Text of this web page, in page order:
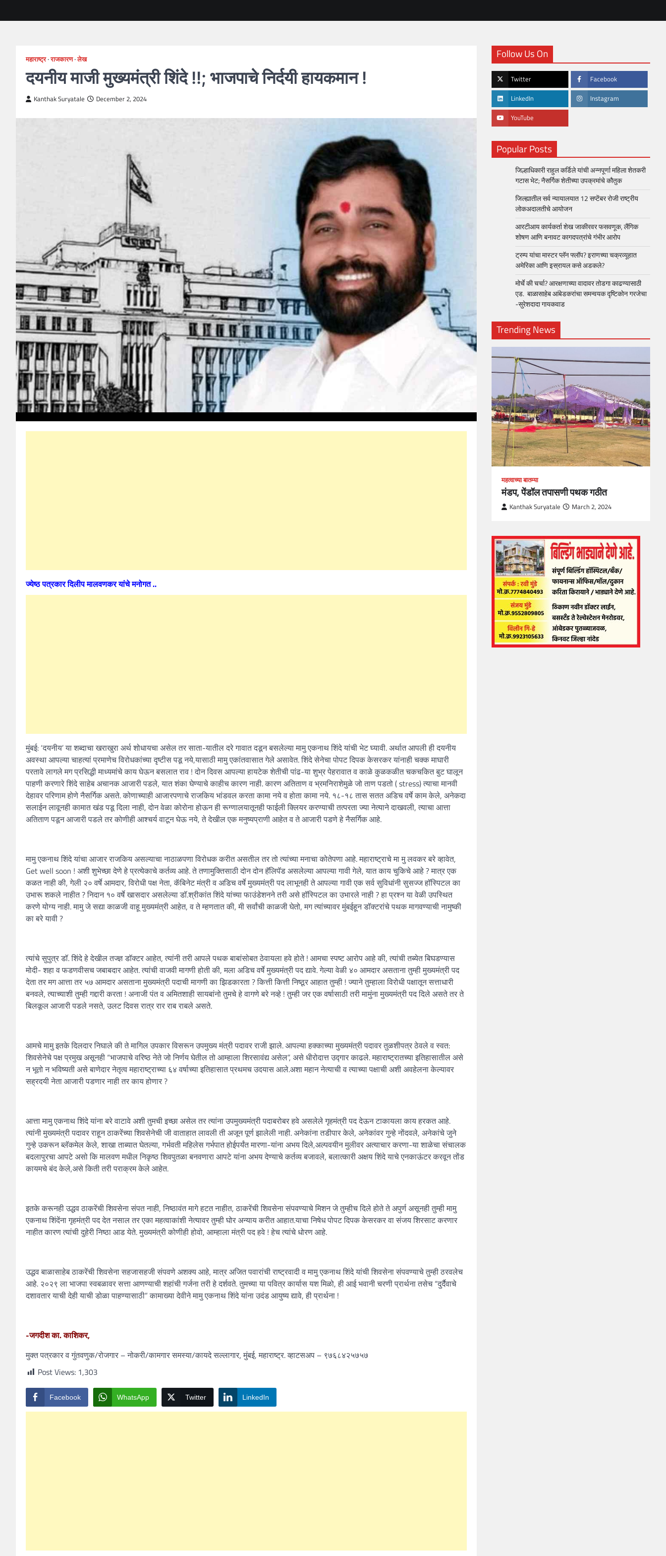
महाराष्ट्र राजकारण लेख
दयनीय माजी मुख्यमंत्री शिंदे !!; भाजपाचे निर्दयी हायकमान !
Kanthak Suryatale December 2, 2024
ज्येष्ठ पत्रकार दिलीप मालवणकर यांचे मनोगत ..
मुंबई: ‘दयनीय’ या शब्दाचा खराखुरा अर्थ शोधायचा असेल तर साता-यातील दरे गावात दडून बसलेल्या मामु एकनाथ शिंदे यांची भेट घ्यावी. अर्थात आपली ही दयनीय
अवस्था आपल्या चाहत्यां प्रमाणेच विरोधकांच्या दृष्टीस पडू नये,यासाठी मामु एकांतवासात गेले असावेत. शिंदे सेनेचा पोपट दिपक केसरकर यांनाही चक्क माघारी
परतावे लागले मग प्रसिद्धी माध्यमांचे काय घेऊन बसलात राव ! दोन दिवस आपल्या हायटेक शेतीची पांढ-या शुभ्र पेहरावात व काळे कुळकळीत चकचकित बुट घालून
पाहणी करणारे शिंदे साहेब अचानक आजारी पडले, यात शंका घेण्याचे काहीच कारण नाही. कारण अतिताण व भ्रमनिराशेमुळे जो ताण पडतो ( stress) त्याचा मानवी
देहावर परिणाम होणे नैसर्गिक असते. कोणाच्याही आजारपणाचे राजकिय भांडवल करता कामा नये व होता कामा नये. १८-१८ तास सतत अडिच वर्षे काम केले, अनेकदा
सलाईन लावूनही कामात खंड पडू दिला नाही, दोन वेळा कोरोना होऊन ही रूग्णालयातूनही फाईली क्लियर करण्याची तत्परता ज्या नेत्याने दाखवली, त्याचा आत्ता
अतिताण पडून आजारी पडले तर कोणीही आश्चर्य वाटून घेऊ नये, ते देखील एक मनुष्यप्राणी आहेत व ते आजारी पडणे हे नैसर्गिक आहे.
मामु एकनाथ शिंदे यांचा आजार राजकिय असल्याचा नाठाळपणा विरोधक करीत असतील तर तो त्यांच्या मनाचा कोतेपणा आहे. महाराष्ट्राचे मा मु लवकर बरे व्हावेत,
Get well soon ! अशी शुभेच्छा देणे हे प्रत्येकाचे कर्तव्य आहे. ते तणामुक्तिसाठी दोन दोन हॅलिपॅड असलेल्या आपल्या गावी गेले, यात काय चुकिचे आहे ? मात्र एक
कळत नाही की, गेली २० वर्षे आमदार, विरोधी पक्ष नेता, कॅबिनेट मंत्री व अडिच वर्षे मुख्यमंत्री पद लाभूनही ते आपल्या गावी एक सर्व सुविधांनी सुसज्ज हॉस्पिटल का
उभारू शकले नाहीत ? निदान १० वर्षे खासदार असलेल्या डॉ.श्रीकांत शिंदे यांच्या फाउंडेशनने तरी असे हॉस्पिटल का उभारले नाही ? हा प्रश्न या वेळी उपस्थित
करणे योग्य नाही. मामु जे सद्या काळजी वाहू मुख्यमंत्री आहेत, व ते म्हणतात की, मी सर्वांची काळजी घेतो, मग त्यांच्यावर मुंबईहून डॉक्टरांचे पथक मागवण्याची नामुष्की
का बरे यावी ?
त्यांचे सुपुत्र डॉ. शिंदे हे देखील तज्ज्ञ डॉक्टर आहेत, त्यांनी तरी आपले पथक बाबांसोबत ठेवायला हवे होते ! आमचा स्पष्ट आरोप आहे की, त्यांची तब्येत बिघडण्यास
मोदी- शहा व फडणवीसच जबाबदार आहेत. त्यांची वाजवी मागणी होती की, मला अडिच वर्षे मुख्यमंत्री पद द्यावे. गेल्या वेळी ४० आमदार असताना तुम्ही मुख्यमंत्री पद
देता तर मग आत्ता तर ५७ आमदार असताना मुख्यमंत्री पदाची मागणी का झिडकारता ? कित्ती कित्ती निष्ठूर आहात तुम्ही ! ज्याने तुम्हाला विरोधी पक्षातून सत्ताधारी
बनवले, त्याच्याशी तुम्ही गद्दारी करता ! अनाजी पंत व अमितशाही सायबांनो तुमचे हे वागणे बरे नव्हे ! तुम्ही जर एक वर्षासाठी तरी मामुंना मुख्यमंत्री पद दिले असते तर ते
बिलकूल आजारी पडले नसते, उलट दिवस रात्र रार राब राबले असते.
आमचे मामु इतके दिलदार निघाले की ते मागिल उपकार विसरून उपमुख्य मंत्री पदावर राजी झाले. आपल्या हक्काच्या मुख्यमंत्री पदावर तुळशीपत्र ठेवले व स्वत:
शिवसेनेचे पक्ष प्रमुख असूनही “भाजपाचे वरिष्ठ नेते जो निर्णय घेतील तो आम्हाला शिरसावंद्य असेल”, असे धीरोदात्त उद्गार काढले. महाराष्ट्रातच्या इतिहासातील असे
न भूतो न भविष्यती असे बाणेदार नेतृत्व महाराष्ट्राच्या ६४ वर्षाच्या इतिहासात प्रथमच उदयास आले.अशा महान नेत्याची व त्याच्या पक्षाची अशी अवहेलना केल्यावर
सह्रदयी नेता आजारी पडणार नाही तर काय होणार ?
आत्ता मामु एकनाथ शिंदे यांना बरे वाटावे अशी तुमची इच्छा असेल तर त्यांना उपमुख्यमंत्री पदाबरोबर हवे असलेले गृहमंत्री पद देऊन टाकायला काय हरकत आहे.
त्यांनी मुख्यमंत्री पदावर राहून ठाकरेंच्या शिवसेनेची जी वाताहात लावली ती अजून पूर्ण झालेली नाही. अनेकांना तडीपार केले, अनेकांवर गुन्हे नोंदवले, अनेकांचे जुने
गुन्हे उकरून ब्लॅकमेल केले, शाखा ताब्यात घेतल्या, गर्भवती महिलेस गर्भपात होईपर्यंत मारणा-यांना अभय दिले,अल्पवयीन मुलीवर अत्याचार करणा-या शाळेचा संचालक
बदलापुरचा आपटे असो कि मालवण मधील निकृष्ठ शिवपुतळा बनवणारा आपटे यांना अभय देण्याचे कर्तव्य बजावले, बलात्कारी अक्षय शिंदे याचे एनकाऊंटर करवून तोंड
कायमचे बंद केले,असे किती तरी पराक्रम केले आहेत.
इतके करूनही उद्धव ठाकरेंची शिवसेना संपत नाही, निष्ठावंत मागे हटत नाहीत, ठाकरेंची शिवसेना संपवण्याचे मिशन जे तुम्हीच दिले होते ते अपुर्ण असूनही तुम्ही मामु
एकनाथ शिंदेंना गृहमंत्री पद देत नसाल तर एका महत्वाकांशी नेत्यावर तुम्ही घोर अन्याय करीत आहात.याचा निषेध पोपट दिपक केसरकर वा संजय शिरसाट करणार
नाहीत कारण त्यांची दुहेरी निष्ठा आड येते. मुख्यमंत्री कोणीही होवो, आम्हाला मंत्री पद हवे ! हेच त्यांचे धोरण आहे.
उद्धव बाळासाहेब ठाकरेंची शिवसेना सहजासहजी संपवणे अशक्य आहे, मात्र अजित पवारांची राष्ट्रवादी व मामु एकनाथ शिंदे यांची शिवसेना संपवण्याचे तुम्ही ठरवलेच
आहे. २०२९ ला भाजपा स्वबळावर सत्ता आणण्याची शहांची गर्जना तरी हे दर्शवते. तुमच्या या पवित्र कार्यास यश मिळो, ही आई भवानी चरणी प्रार्थना तसेच “दुर्दैवाचे
दशावतार याची देही याची डोळा पाहण्यासाठी” कामाख्या देवीने मामु एकनाथ शिंदे यांना उदंड आयुष्य द्यावे, ही प्रार्थना !
-जगदीश का. काशिकर,
मुक्त पत्रकार व गुंतवणुक/रोजगार – नोकरी/कामगार समस्या/कायदे सल्लागार, मुंबई, महाराष्ट्र. व्हाटसअप – ९७६८४२५७५७
Post Views: 1,303
Facebook WhatsApp Twitter LinkedIn
Follow Us On
Twitter Facebook
LinkedIn Instagram
YouTube
Popular Posts
जिल्हाधिकारी राहुल कर्डिले यांची अन्नपूर्णा महिला शेतकरी
गटास भेट; नैसर्गिक शेतीच्या उपक्रमांचे कौतुक
जिल्ह्यातील सर्व न्यायालयात 12 सप्टेंबर रोजी राष्ट्रीय
लोकअदालतीचे आयोजन
आरटीआय कार्यकर्ता शेख जाकीरवर फसवणूक, लैंगिक
शोषण आणि बनावट कागदपत्रांचे गंभीर आरोप
ट्रम्प यांचा मास्टर प्लॅन फ्लॉप? इराणच्या चक्रव्यूहात
अमेरिका आणि इस्रायल कसे अडकले?
मोर्चे की चर्चा? आरक्षणाच्या वादावर तोडगा काढण्यासाठी
एड. बाळासाहेब आंबेडकरांचा समन्वयक दृष्टिकोन गरजेचा
-सुरेशदादा गायकवाड
Trending News
महत्वाच्या बातम्या
What Is a Front-End Developer?
How to Become One, Salary, Skills
April 30, 2021
महत्वाच्या बातम्या
मंडप, पेंडॉल तपासणी पथक गठीत
Kanthak Suryatale March 2, 2024